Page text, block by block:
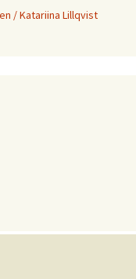
/ Katariina Lillqvist